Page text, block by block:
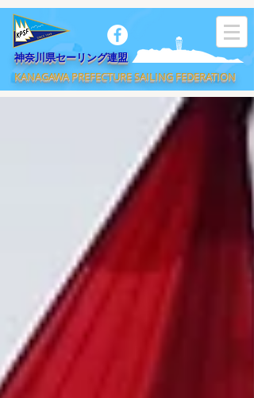
​神奈川県セーリング連盟
KANAGAWA PREFECTURE SAILING FEDERATION